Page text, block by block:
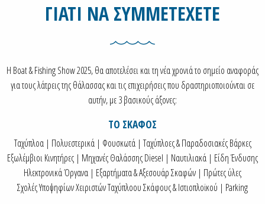
ΓΙΑΤΙ ΝΑ ΣΥΜΜΕΤΕΧΕΤΕ
Η Boat & Fishing Show 2025, θα αποτελέσει και τη νέα χρονιά το σημείο αναφοράς
για τους λάτρεις της θάλασσας και τις επιχειρήσεις που δραστηριοποιούνται σε
αυτήν, με 3 βασικούς άξονες:
ΤΟ ΣΚΑΦΟΣ
Ταχύπλοα | Πολυεστερικά | Φουσκωτά | Ταχύπλοες & Παραδοσιακές Βάρκες
Εξωλέμβιοι Κινητήρες | Μηχανές Θαλάσσης Diesel | Ναυτιλιακά | Είδη Ένδυσης
Ηλεκτρονικά Όργανα | Εξαρτήματα & Αξεσουάρ Σκαφών | Πρώτες ύλες
Σχολές Υποψηφίων Χειριστών Ταχύπλοου Σκάφους & Ιστιοπλοϊκού | Parking